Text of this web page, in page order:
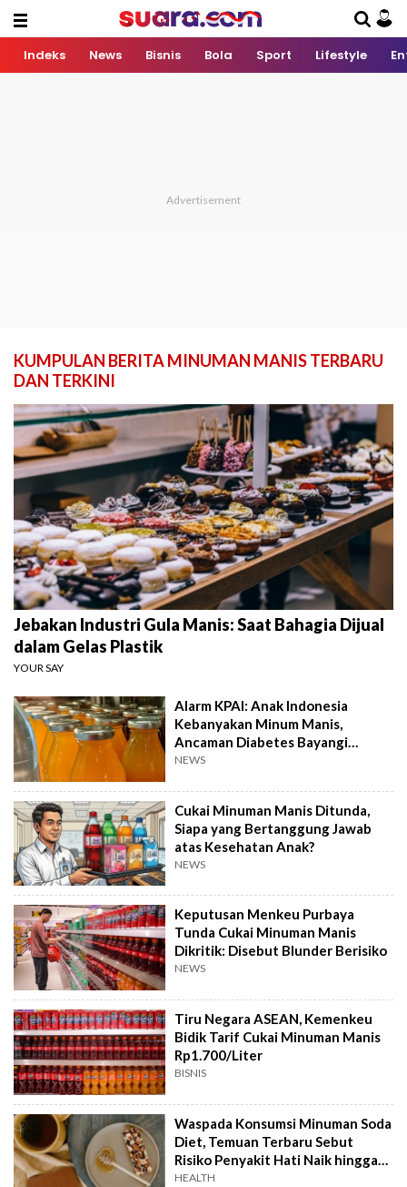
Indeks News Bisnis Bola Sport Lifestyle
KUMPULAN BERITA MINUMAN MANIS TERBARU
DAN TERKINI
Jebakan Industri Gula Manis: Saat Bahagia Dijual
dalam Gelas Plastik
YOUR SAY
Alarm KPAI: Anak Indonesia
Kebanyakan Minum Manis,
Ancaman Diabetes Bayangi
Generasi 2045
NEWS
Cukai Minuman Manis Ditunda,
Siapa yang Bertanggung Jawab
atas Kesehatan Anak?
NEWS
Keputusan Menkeu Purbaya
Tunda Cukai Minuman Manis
Dikritik: Disebut Blunder Berisiko
NEWS
Tiru Negara ASEAN, Kemenkeu
Bidik Tarif Cukai Minuman Manis
Rp1.700/Liter
BISNIS
Waspada Konsumsi Minuman Soda
Diet, Temuan Terbaru Sebut
Risiko Penyakit Hati Naik hingga
60%
HEALTH